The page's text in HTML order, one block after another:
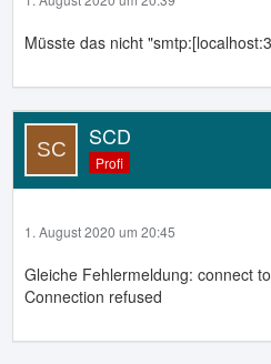
Müsste das nicht
SCD
Profi
1. August 2020 um 20:45
Gleiche Fehlermeldung: connect
Connection refused